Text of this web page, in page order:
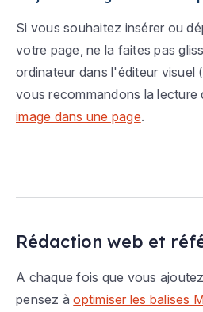
Si vous souhaitez insérer ou
votre page, ne la faites pas
ordinateur dans l'éditeur visuel
vous recommandons la lecture
image dans une page.
Rédaction web et
A chaque fois que vous
pensez àoptimiser les balises